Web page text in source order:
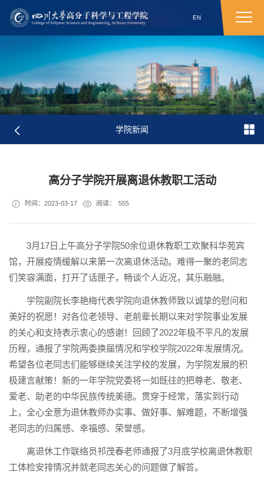
EN
学院新闻
高分子学院开展离退休教职工活动
时间：2023-03-17 阅读： 555
3月17日上午高分子学院50余位退休教职工欢聚科华苑宾
馆，开展疫情缓解以来第一次离退休活动。难得一聚的老同志
们笑容满面，打开了话匣子，畅谈个人近况，其乐融融。
学院副院长李艳梅代表学院向退休教师致以诚挚的慰问和
美好的祝愿！对各位老领导、老前辈长期以来对学院事业发展
的关心和支持表示衷心的感谢！回顾了2022年极不平凡的发展
历程，通报了学院两委换届情况和学校学院2022年发展情况。
希望各位老同志们能够继续关注学校的发展，为学院发展的积
极建言献策！新的一年学院党委将一如既往的把尊老、敬老、
爱老、助老的中华民族传统美德。贯穿于经常，落实到行动
上，全心全意为退休教师办实事、做好事、解难题，不断增强
老同志的归属感、幸福感、荣誉感。
离退休工作联络员祁茂春老师通报了3月底学校离退休教职
工体检安排情况并就老同志关心的问题做了解答。